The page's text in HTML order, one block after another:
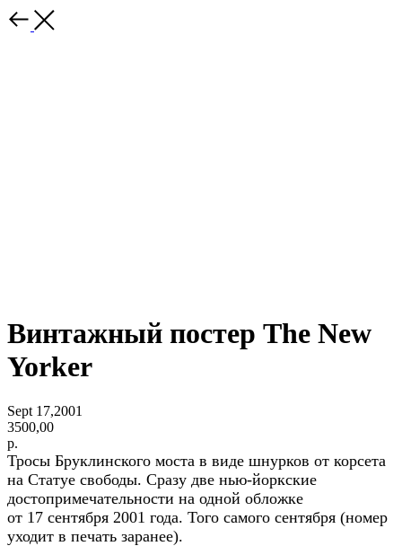
Винтажный постер The New
Yorker
Sept 17,2001
3500,00
р.
Тросы Бруклинского моста в виде шнурков от корсета
на Статуе свободы. Сразу две нью-йоркские
достопримечательности на одной обложке
от 17 сентября 2001 года. Того самого сентября (номер
уходит в печать заранее).